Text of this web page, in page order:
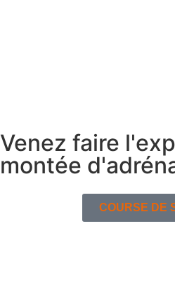
Venez faire
montée
COURSE DE